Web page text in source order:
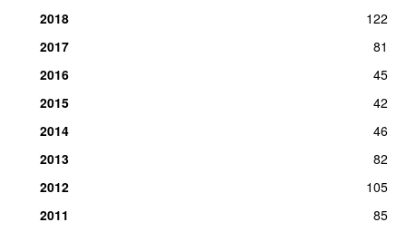
2018
122
2017
81
2016
45
2015
42
2014
46
2013
82
2012
105
2011
85